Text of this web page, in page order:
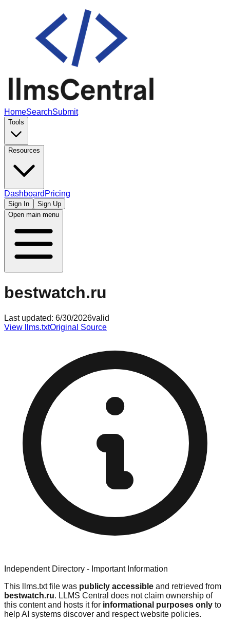
HomeSearchSubmit
Tools
Resources
Dashboard Pricing
Sign In
Sign Up
Open main menu
bestwatch.ru
Last updated: 6/30/2026valid
View llms.txtOriginal Source
Independent Directory - Important Information
This llms.txt file was publicly accessible and retrieved from
bestwatch.ru. LLMS Central does not claim ownership of
this content and hosts it for informational purposes only to
help AI systems discover and respect website policies.